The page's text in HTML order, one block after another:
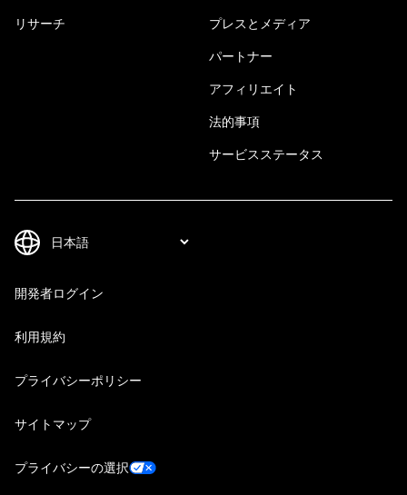
リサーチ プレスとメディア
パートナー
アフィリエイト
法的事項
サービスステータス
開発者ログイン
利用規約
プライバシーポリシー
サイトマップ
プライバシーの選択